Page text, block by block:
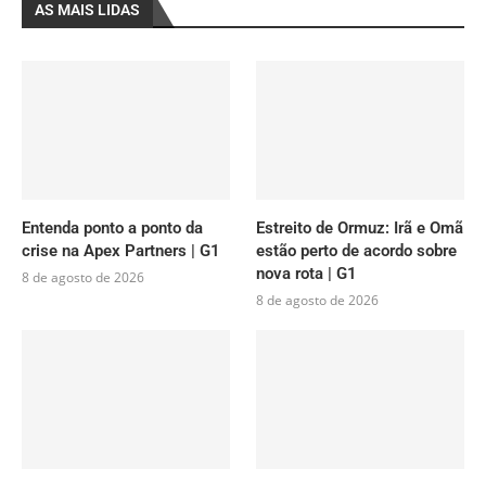
AS MAIS LIDAS
Entenda ponto a ponto da
crise na Apex Partners | G1
8 de agosto de 2026
Estreito de Ormuz: Irã e Omã
estão perto de acordo sobre
nova rota | G1
8 de agosto de 2026